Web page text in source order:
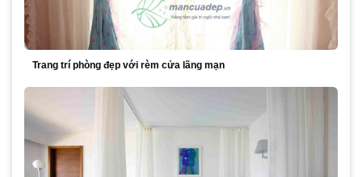
Trang trí phòng đẹp với rèm cửa lãng mạn